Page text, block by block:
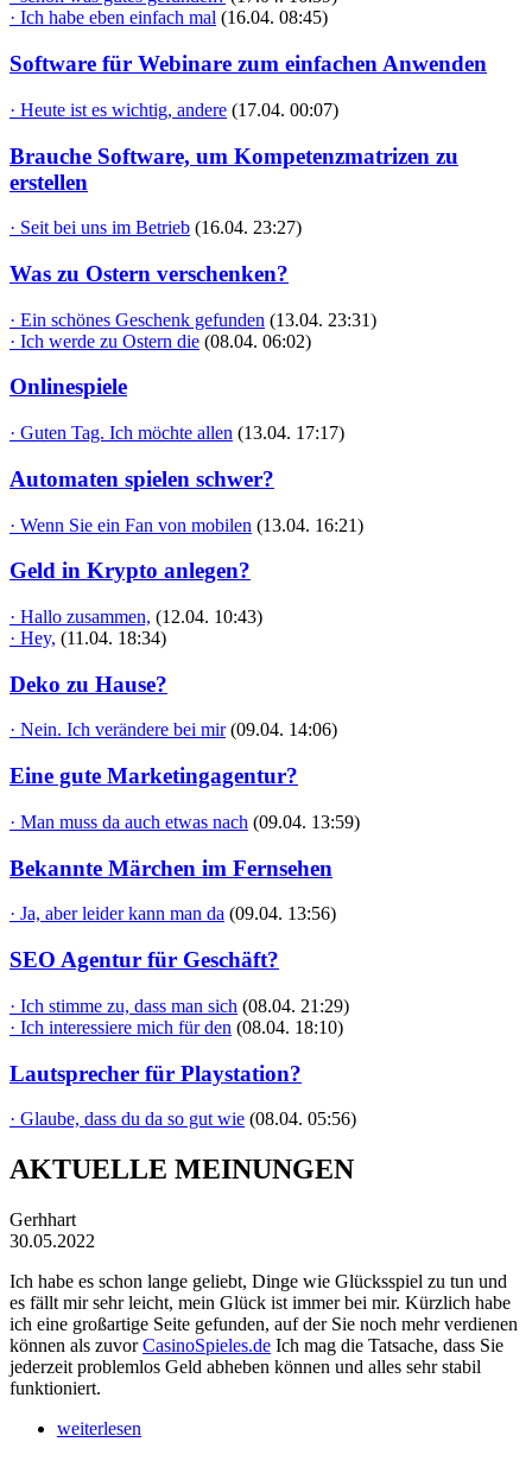
· Ich habe eben einfach mal (16.04. 08:45)
Software für Webinare zum einfachen Anwenden
· Heute ist es wichtig, andere (17.04. 00:07)
Brauche Software, um Kompetenzmatrizen zu
erstellen
· Seit bei uns im Betrieb (16.04. 23:27)
Was zu Ostern verschenken?
· Ein schönes Geschenk gefunden (13.04. 23:31)
· Ich werde zu Ostern die (08.04. 06:02)
Onlinespiele
· Guten Tag. Ich möchte allen (13.04. 17:17)
Automaten spielen schwer?
· Wenn Sie ein Fan von mobilen (13.04. 16:21)
Geld in Krypto anlegen?
· Hallo zusammen, (12.04. 10:43)
· Hey, (11.04. 18:34)
Deko zu Hause?
· Nein. Ich verändere bei mir (09.04. 14:06)
Eine gute Marketingagentur?
· Man muss da auch etwas nach (09.04. 13:59)
Bekannte Märchen im Fernsehen
· Ja, aber leider kann man da (09.04. 13:56)
SEO Agentur für Geschäft?
· Ich stimme zu, dass man sich (08.04. 21:29)
· Ich interessiere mich für den (08.04. 18:10)
Lautsprecher für Playstation?
· Glaube, dass du da so gut wie (08.04. 05:56)
AKTUELLE MEINUNGEN
Gerhhart
30.05.2022
Ich habe es schon lange geliebt, Dinge wie Glücksspiel zu tun und
es fällt mir sehr leicht, mein Glück ist immer bei mir. Kürzlich habe
ich eine großartige Seite gefunden, auf der Sie noch mehr verdienen
können als zuvorCasinoSpieles.de Ich mag die Tatsache, dass Sie
jederzeit problemlos Geld abheben können und alles sehr stabil
funktioniert.
weiterlesen